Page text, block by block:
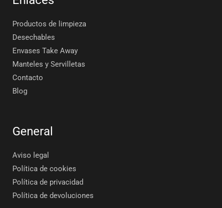
Productos de limpieza
Desechables
Envases Take Away
Manteles y Servilletas
Contacto
Blog
General
Aviso legal
Política de cookies
Política de privacidad
Política de devoluciones